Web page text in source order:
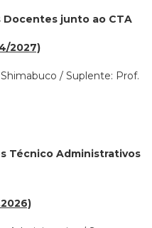
junto ao CTA
2027)
/ Suplente: Prof.
Técnico Administrativos